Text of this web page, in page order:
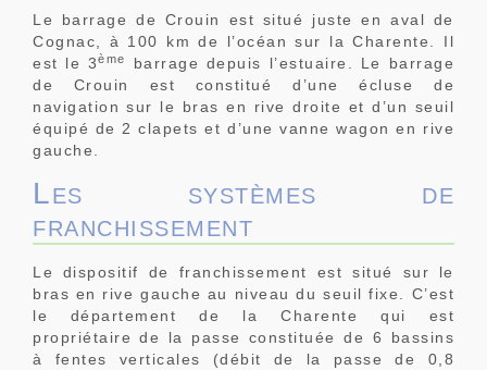
Le barrage de Crouin est situé juste en aval de
Cognac, à 100 km de l’océan sur la Charente. Il
est le 3ème
barrage depuis l’estuaire. Le barrage
de Crouin est constitué d’une écluse de
navigation sur le bras en rive droite et d’un seuil
équipé de 2 clapets et d’une vanne wagon en rive
gauche.
Les systèmes de
franchissement
Le dispositif de franchissement est situé sur le
bras en rive gauche au niveau du seuil fixe. C’est
le département de la Charente qui est
propriétaire de la passe constituée de 6 bassins
à fentes verticales (débit de la passe de 0,8